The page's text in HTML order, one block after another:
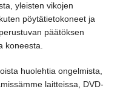
yleisten vikojen
pöytätietokoneet ja
päätöksen
koneesta.
huolehtia ongelmista,
laitteissa, DVD-